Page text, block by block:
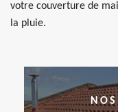
votre couverture de
la pluie.